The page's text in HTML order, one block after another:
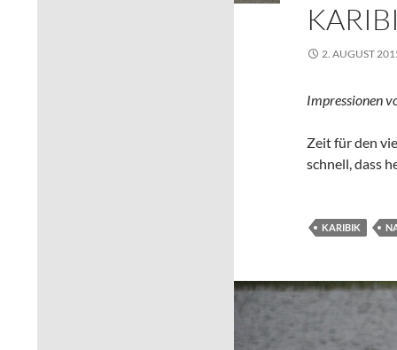
2. AUGUST
Impressionen
Zeit für den
schnell, dass
KARIBIK